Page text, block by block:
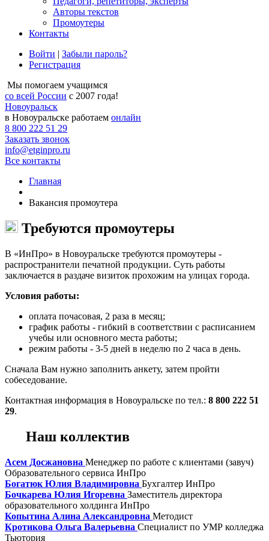
Авторы текстов
Промоутеры
Контакты
Войти | Забыли пароль?
Регистрация
Мы помогаем учащимся
со всей России с 2007 года!
Новоуральск
в Новоуральске работаем онлайн
8 800 222 51 29
Заказать звонок
info@etginpro.ru
Все контакты
Главная
Вакансия промоутера
Требуются промоутеры
В «ИнПро» в Новоуральске требуются промоутеры -
распространители печатной продукции. Суть работы
заключается в раздаче визиток прохожим на улицах города.
Условия работы:
оплата почасовая, 2 раза в месяц;
график работы - гибкий в соответствии с расписанием
учебы или основного места работы;
режим работы - 3-5 дней в неделю по 2 часа в день.
Сначала Вам нужно заполнить анкету, затем пройти
собеседование.
Контактная информация в Новоуральске по тел.: 8 800 222 51
29.
Наш коллектив
Асем Досжановна Менеджер по работе с клиентами (завуч)
Образовательного сервиса ИнПро
Богатюк Юлия Владимировна Бухгалтер ИнПро
Бочкарева Юлия Игоревна Заместитель директора
образовательного холдинга ИнПро
Копытина Алина Александровна Методист
Кротикова Ольга Валерьевна Специалист по УМР колледжа
Тьютория